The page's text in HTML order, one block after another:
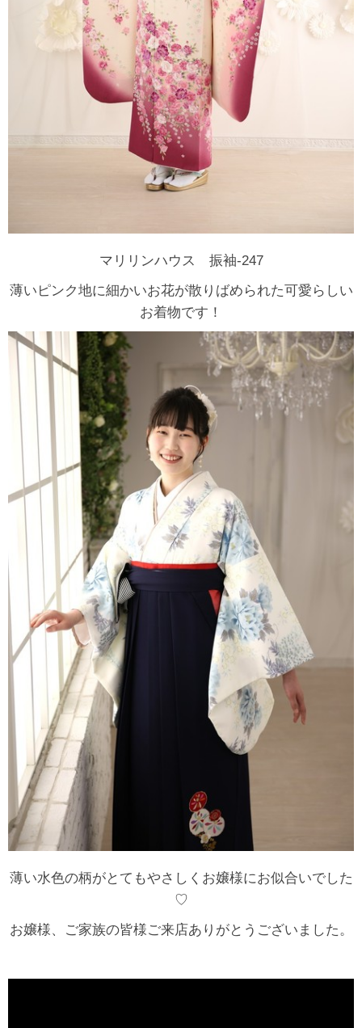
マリリンハウス 振袖-247
薄いピンク地に細かいお花が散りばめられた可愛らしい
お着物です！
薄い水色の柄がとてもやさしくお嬢様にお似合いでした
♡
お嬢様、ご家族の皆様ご来店ありがとうございました。